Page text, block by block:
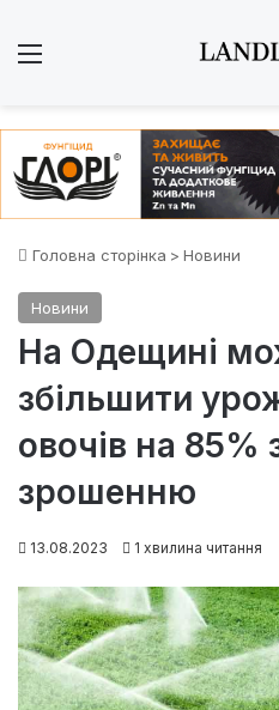
Головна сторінка > Новини
Новини
На Одещині
збільшити
овочів на 85%
зрошенню
13.08.2023 1 хвилина читання